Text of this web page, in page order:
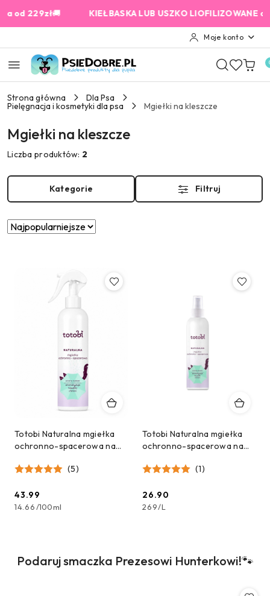
Przejdź do treści głównej
Przejdź do wyszukiwarki
Przejdź do moje konto
Przejdź do menu głównego
Przejdź do stopki
229zł🚚 KIEŁBASKA LUB USZKO LIOFILIZOWANE od
Moje konto
Strona główna Dla Psa
Pielęgnacja i kosmetyki dla psa Mgiełki na kleszcze
Mgiełki na kleszcze
Liczba produktów: 2
Kategorie Filtruj
Zastosowano
Sortuj
Totobi Naturalna mgiełka
ochronno-spacerowa na
(5)
Cena:
43.99
14.66/100ml
Totobi Naturalna mgiełka
ochronno-spacerowa na
(1)
Cena:
26.90
269/L
Pomiń karuzelę produktów
Produkty
Podaruj smaczka Prezesowi Hunterkowi!🐾